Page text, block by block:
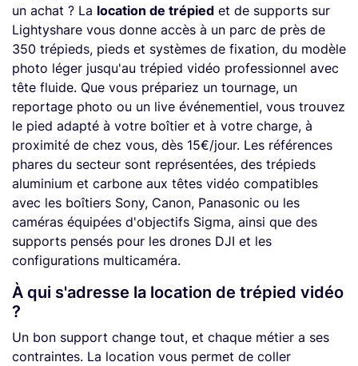
un achat ? La location de trépied et de supports sur
Lightyshare vous donne accès à un parc de près de
350 trépieds, pieds et systèmes de fixation, du modèle
photo léger jusqu'au trépied vidéo professionnel avec
tête fluide. Que vous prépariez un tournage, un
reportage photo ou un live événementiel, vous trouvez
le pied adapté à votre boîtier et à votre charge, à
proximité de chez vous, dès 15€/jour. Les références
phares du secteur sont représentées, des trépieds
aluminium et carbone aux têtes vidéo compatibles
avec les boîtiers Sony, Canon, Panasonic ou les
caméras équipées d'objectifs Sigma, ainsi que des
supports pensés pour les drones DJI et les
configurations multicaméra.
À qui s'adresse la location de trépied vidéo
?
Un bon support change tout, et chaque métier a ses
contraintes. La location vous permet de coller